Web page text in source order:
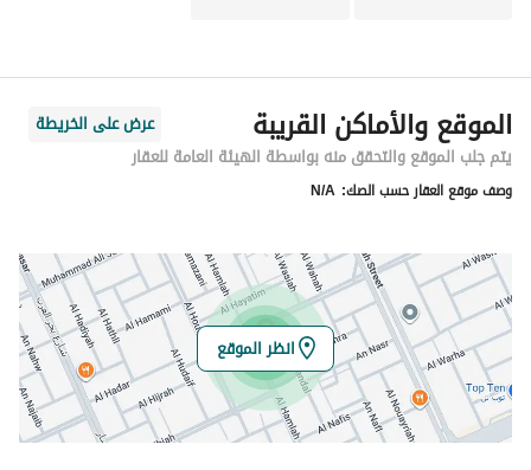
الموقع والأماكن القريبة
عرض على الخريطة
يتم جلب الموقع والتحقق منه بواسطة الهيئة العامة للعقار
وصف موقع العقار حسب الصك: N/A
انظر الموقع